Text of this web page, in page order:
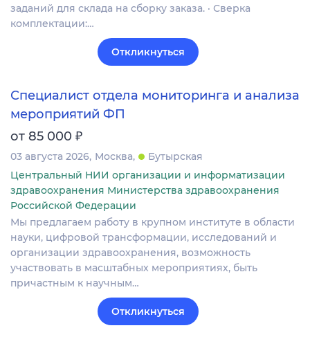
заданий для склада на сборку заказа. · Сверка
комплектации:…
Откликнуться
Специалист отдела мониторинга и анализа
мероприятий ФП
от 85 000 ₽
03 августа 2026 Москва
Бутырская
Центральный НИИ организации и информатизации
здравоохранения Министерства здравоохранения
Российской Федерации
Мы предлагаем работу в крупном институте в области
науки, цифровой трансформации, исследований и
организации здравоохранения, возможность
участвовать в масштабных мероприятиях, быть
причастным к научным…
Откликнуться